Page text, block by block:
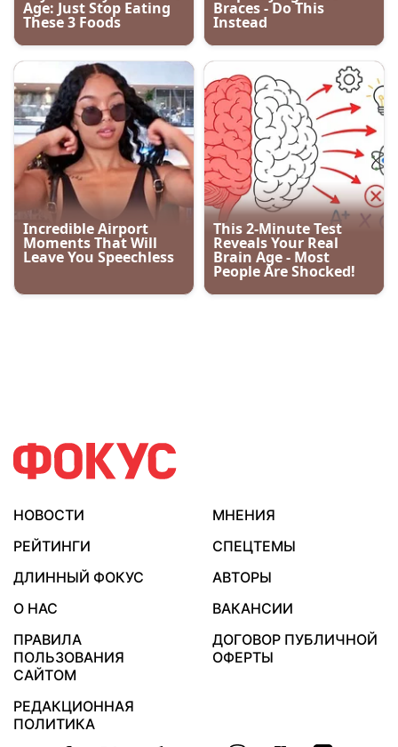
НОВОСТИ
МНЕНИЯ
РЕЙТИНГИ
СПЕЦТЕМЫ
ДЛИННЫЙ ФОКУС
АВТОРЫ
О НАС
ВАКАНСИИ
ПРАВИЛА
ПОЛЬЗОВАНИЯ
САЙТОМ
ДОГОВОР ПУБЛИЧНОЙ
ОФЕРТЫ
РЕДАКЦИОННАЯ
ПОЛИТИКА